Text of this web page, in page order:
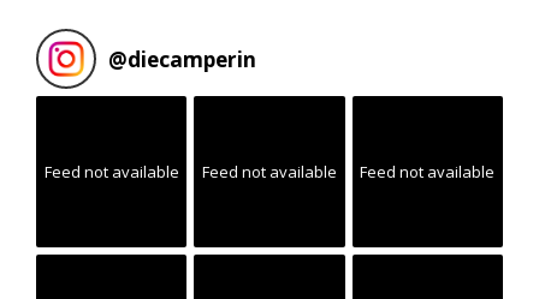
@diecamperin
Feed not available Feed not available Feed not available